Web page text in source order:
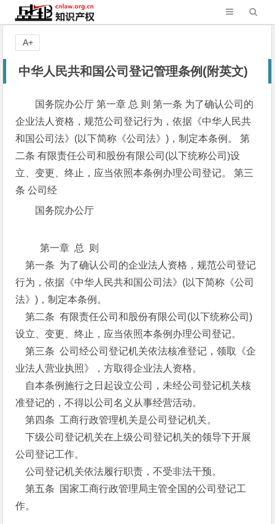
中华人民共和国公司登记管理条例(附英文)
国务院办公厅 第一章 总 则 第一条 为了确认公司的
企业法人资格，规范公司登记行为，依据《中华人民共
和国公司法》(以下简称《公司法》)，制定本条例。 第
二条 有限责任公司和股份有限公司(以下统称公司)设
立、变更、终止，应当依照本条例办理公司登记。 第三
条 公司经
国务院办公厅
第一章 总 则
第一条 为了确认公司的企业法人资格，规范公司登记
行为，依据《中华人民共和国公司法》(以下简称《公司
法》)，制定本条例。
第二条 有限责任公司和股份有限公司(以下统称公司)
设立、变更、终止，应当依照本条例办理公司登记。
第三条 公司经公司登记机关依法核准登记，领取《企
业法人营业执照》，方取得企业法人资格。
自本条例施行之日起设立公司，未经公司登记机关核
准登记的，不得以公司名义从事经营活动。
第四条 工商行政管理机关是公司登记机关。
下级公司登记机关在上级公司登记机关的领导下开展
公司登记工作。
公司登记机关依法履行职责，不受非法干预。
第五条 国家工商行政管理局主管全国的公司登记工
作。
A+